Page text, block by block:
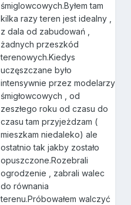
śmiglowcowych.Byłem tam
kilka razy teren jest idealny ,
z dala od zabudowań ,
żadnych przeszkód
terenowych.Kiedys
uczęszczane było
intensywnie przez modelarzy
śmigłowcowych , od
zeszłego roku od czasu do
czasu tam przyjeżdzam (
mieszkam niedaleko) ale
ostatnio tak jakby zostało
opuszczone.Rozebrali
ogrodzenie , zabrali walec
do równania
terenu.Próbowałem walczyć